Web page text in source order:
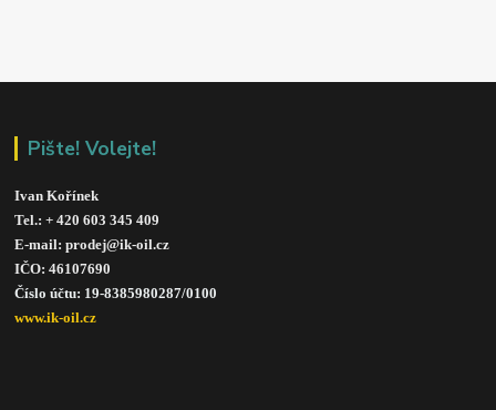
Pište! Volejte!
Ivan Kořínek
Tel.: + 420 603 345 409
E-mail: prodej@ik-oil.cz
IČO: 46107690
Číslo účtu: 19-8385980287/0100
www.ik-oil.cz